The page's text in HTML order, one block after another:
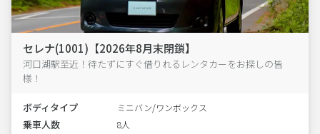
セレナ(1001)【2026年8月末閉鎖】
河口湖駅至近！待たずにすぐ借りれるレンタカーをお探しの皆
様！
ボディタイプ ミニバン/ワンボックス
乗車人数 8人